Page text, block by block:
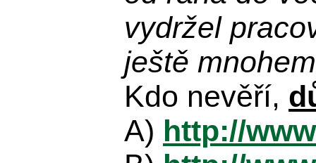
vydržel
ještě
Kdo nevěří,
A) http://